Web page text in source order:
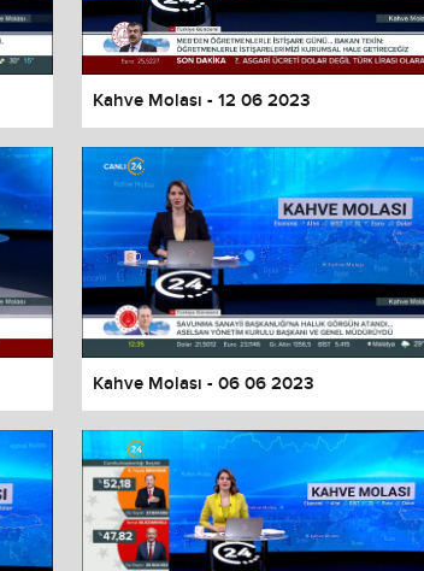
Kahve Molası - 12 06 2023
Kahve Molası - 06 06 2023